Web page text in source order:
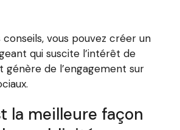
conseils, vous pouvez créer un
qui suscite l’intérêt de
de l’engagement sur
la meilleure façon